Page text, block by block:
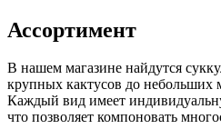
Ассортимент
В нашем магазине найдутся
крупных кактусов до
Каждый вид имеет
что позволяет компоновать